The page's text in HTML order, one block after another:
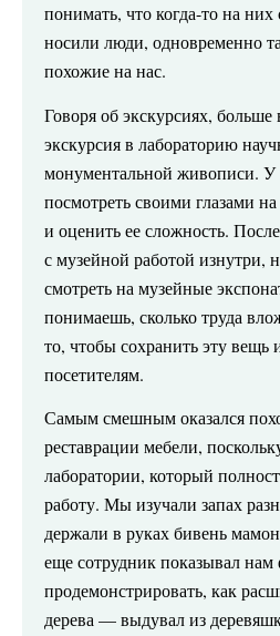
понимать, что когда-то на
носили люди, одновременно
похожие на нас.
Говоря об экскурсиях, больше
экскурсия в лабораторию
монументальной живописи. У
посмотреть своими глазами на
и оценить ее сложность.
с музейной работой изнутри,
смотреть на музейные
понимаешь, сколько труда
то, чтобы сохранить эту вещь
посетителям.
Самымсмешным оказался
реставрации мебели,
лаборатории, который
работу. Мы изучали запах
держали в руках бивень
еще сотрудник показывал
продемонстрировать, как
дерева — выдувал из